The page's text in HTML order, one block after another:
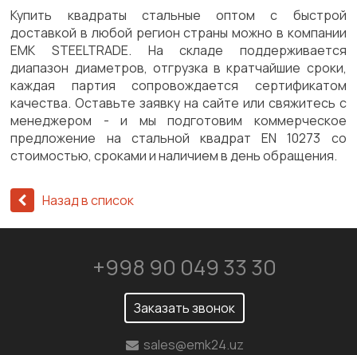
Купить квадраты стальные оптом с быстрой
доставкой в любой регион страны можно в компании
EMK STEELTRADE. На складе поддерживается
диапазон диаметров, отгрузка в кратчайшие сроки,
каждая партия сопровождается сертификатом
качества. Оставьте заявку на сайте или свяжитесь с
менеджером - и мы подготовим коммерческое
предложение на стальной квадрат EN 10273 со
стоимостью, сроками и наличием в день обращения.
Назад в список
+998 90 049 33 30
Заказать звонок
sales@emk24.uz